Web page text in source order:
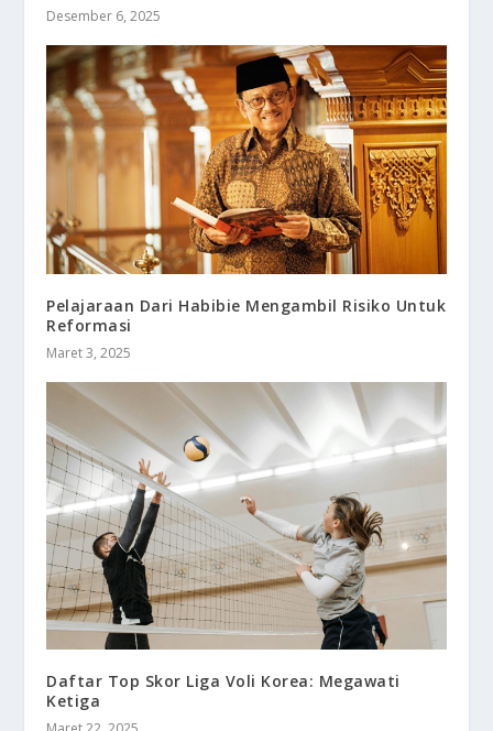
Desember 6, 2025
Pelajaraan Dari Habibie Mengambil Risiko Untuk
Reformasi
Maret 3, 2025
​Daftar Top Skor Liga Voli Korea: Megawati
Ketiga